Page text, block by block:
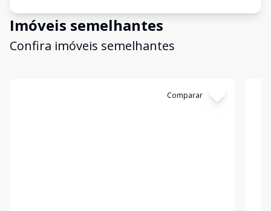
Imóveis semelhantes
Confira imóveis semelhantes
Comparar